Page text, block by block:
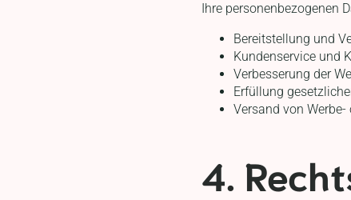
Ihre personenbezogenen
Bereitstellung und
Kundenservice und
Verbesserung der
Erfüllung
Versand von
4.